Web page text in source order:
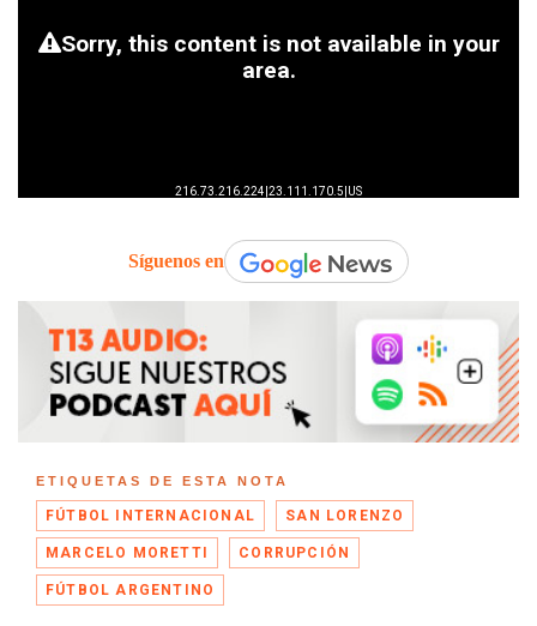
Síguenos en
ETIQUETAS DE ESTA NOTA
FÚTBOL INTERNACIONAL SAN LORENZO
MARCELO MORETTI CORRUPCIÓN
FÚTBOL ARGENTINO